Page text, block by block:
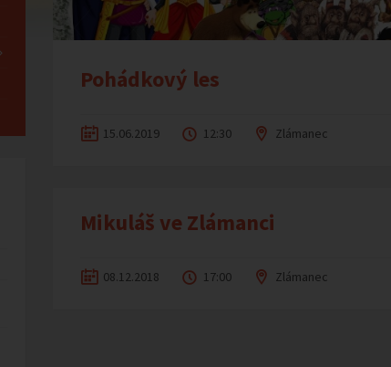
Pohádkový les
15.06.2019 12:30 Zlámanec
Mikuláš ve Zlámanci
08.12.2018 17:00 Zlámanec